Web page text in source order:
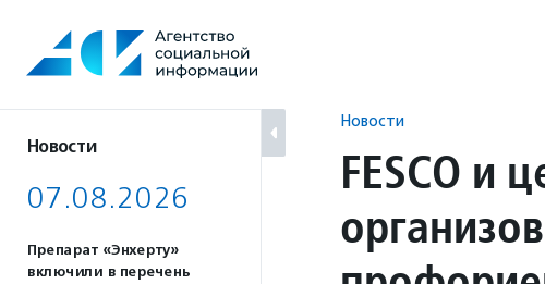
содержанию
Новости
07.08.2026
Препарат «Энхерту»
включили в перечень
Новости
FESCO и